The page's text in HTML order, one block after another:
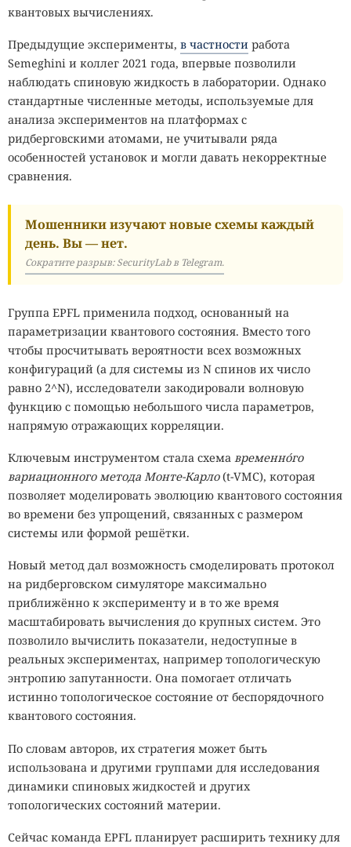
квантовых вычислениях.
Предыдущие эксперименты, в частности работа
Semeghini и коллег 2021 года, впервые позволили
наблюдать спиновую жидкость в лаборатории. Однако
стандартные численные методы, используемые для
анализа экспериментов на платформах с
ридберговскими атомами, не учитывали ряда
особенностей установок и могли давать некорректные
сравнения.
Мошенники изучают новые схемы каждый
день. Вы — нет.
Сократите разрыв: SecurityLab в Telegram.
Группа EPFL применила подход, основанный на
параметризации квантового состояния. Вместо того
чтобы просчитывать вероятности всех возможных
конфигураций (а для системы из N спинов их число
равно 2^N), исследователи закодировали волновую
функцию с помощью небольшого числа параметров,
напрямую отражающих корреляции.
Ключевым инструментом стала схема временно́го
вариационного метода Монте-Карло(t-VMC), которая
позволяет моделировать эволюцию квантового состояния
во времени без упрощений, связанных с размером
системы или формой решётки.
Новый метод дал возможность смоделировать протокол
на ридберговском симуляторе максимально
приближённо к эксперименту и в то же время
масштабировать вычисления до крупных систем. Это
позволило вычислить показатели, недоступные в
реальных экспериментах, например топологическую
энтропию запутанности. Она помогает отличать
истинно топологическое состояние от беспорядочного
квантового состояния.
По словам авторов, их стратегия может быть
использована и другими группами для исследования
динамики спиновых жидкостей и других
топологических состояний материи.
Сейчас команда EPFL планирует расширить технику для